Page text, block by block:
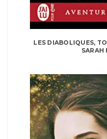
LES DIABOLIQUES,
SARAH